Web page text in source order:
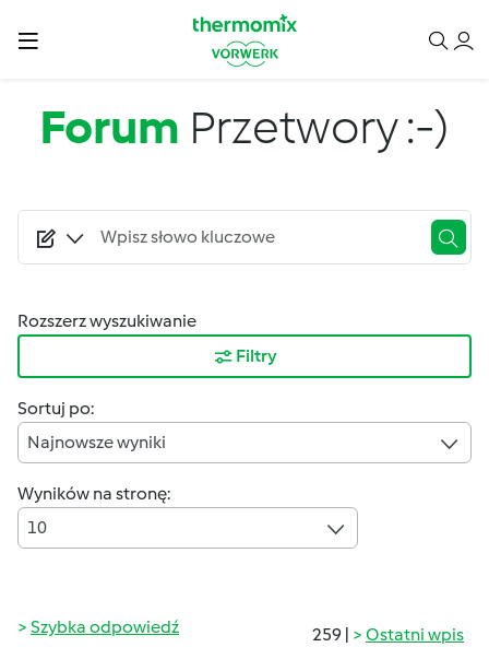
Forum Przetwory :-)
Rozszerz wyszukiwanie
Filtry
Sortuj po:
Najnowsze wyniki
Wyników na stronę:
10
259 | Ostatni wpis
Szybka odpowiedź